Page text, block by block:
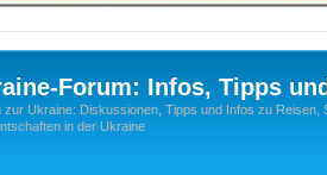
Forum: Infos, Tipps
zur Ukraine: Diskussionen, Tipps und Infos zu
in der Ukraine